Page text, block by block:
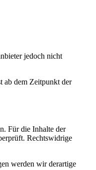
jedoch nicht
ab dem Zeitpunkt der
Für die Inhalte der
Rechtswidrige
werden wir derartige